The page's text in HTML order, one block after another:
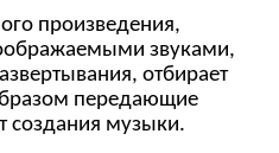
произведения,
звуками,
отбирает
передающие
создания музыки.